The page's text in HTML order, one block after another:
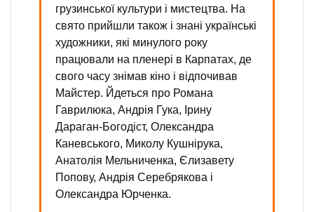
грузинської культури і мистецтва. На
свято прийшли також і знані українські
художники, які минулого року
працювали на пленері в Карпатах, де
свого часу знімав кіно і відпочивав
Майстер. Йдеться про Романа
Гаврилюка, Андрія Гука, Ірину
Дараган-Богодіст, Олександра
Каневського, Миколу Кушнірука,
Анатолія Мельниченка, Єлизавету
Попову, Андрія Серебрякова і
Олександра Юрченка.